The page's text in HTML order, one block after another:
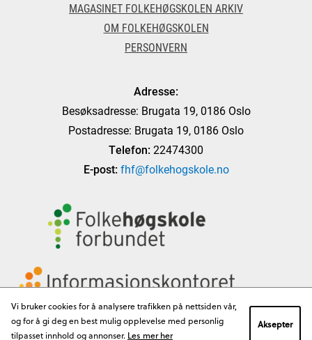
MAGASINET FOLKEHØGSKOLEN ARKIV
OM FOLKEHØGSKOLEN
PERSONVERN
Adresse:
Besøksadresse: Brugata 19, 0186 Oslo
Postadresse: Brugata 19, 0186 Oslo
Telefon: 22474300
E-post: fhf@folkehogskole.no
Vi bruker cookies for å analysere trafikken på nettsiden vår,
og for å gi deg en best mulig opplevelse med personlig
tilpasset innhold og annonser. Les mer her
Aksepter